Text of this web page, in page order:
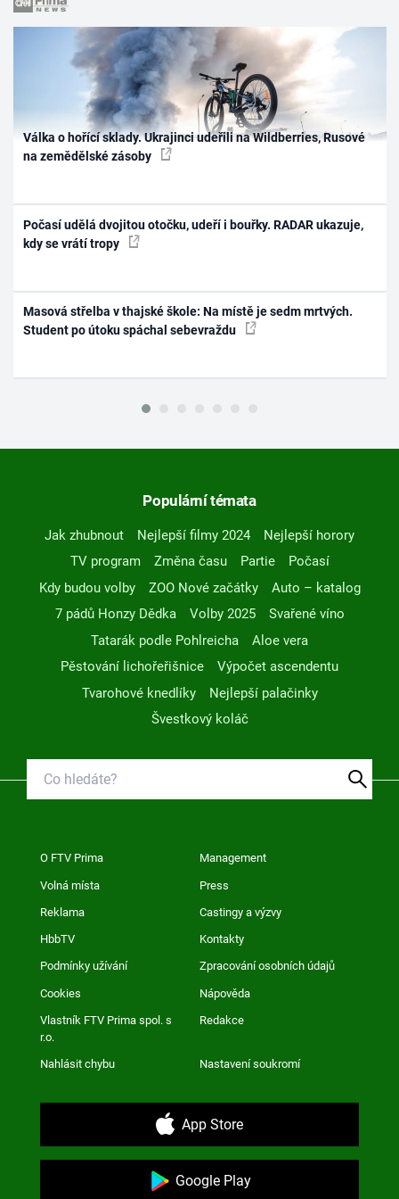
Válka o hořící sklady. Ukrajinci udeřili na Wildberries, Rusové
na zemědělské zásoby
Počasí udělá dvojitou otočku, udeří i bouřky. RADAR ukazuje,
kdy se vrátí tropy
Masová střelba v thajské škole: Na místě je sedm mrtvých.
Student po útoku spáchal sebevraždu
Populární témata
Jak zhubnout Nejlepší filmy 2024
Nejlepší horory
TV program
Změna času Partie
Počasí
Kdy budou volby
ZOO Nové začátky
Auto – katalog
7 pádů Honzy Dědka
Volby 2025
Svařené víno
Tatarák podle Pohlreicha
Aloe vera
Pěstování lichořeřišnice
Výpočet ascendentu
Tvarohové knedlíky
Nejlepší palačinky
Švestkový koláč
O FTV Prima Management
Volná místa Press
Reklama Castingy a výzvy
HbbTV Kontakty
Podmínky užívání Zpracování osobních údajů
Cookies Nápověda
Vlastník FTV Prima spol. s
r.o.
Redakce
Nahlásit chybu Nastavení soukromí
App Store
Google Play